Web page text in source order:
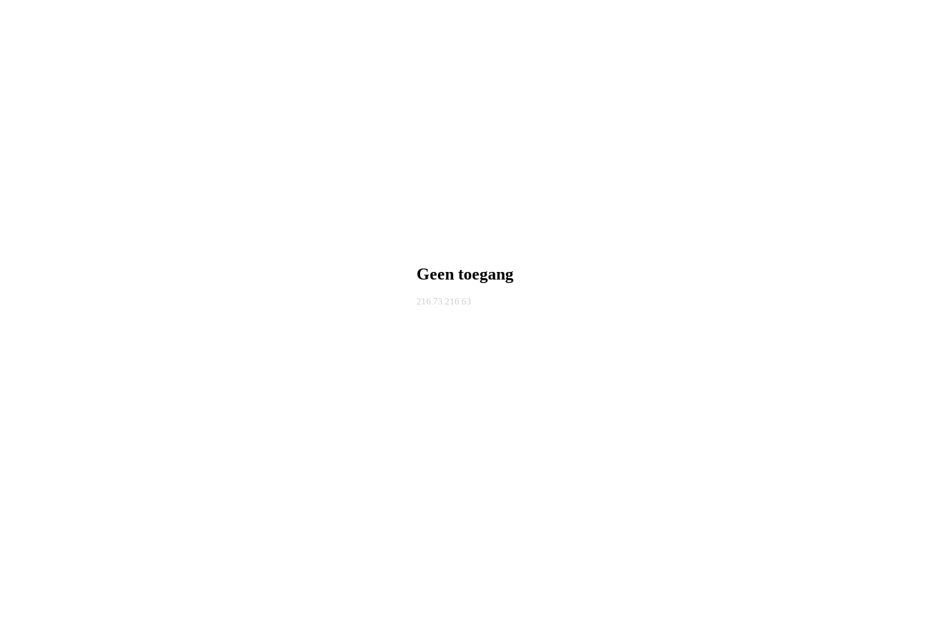
Geen toegang
216.73.216.63